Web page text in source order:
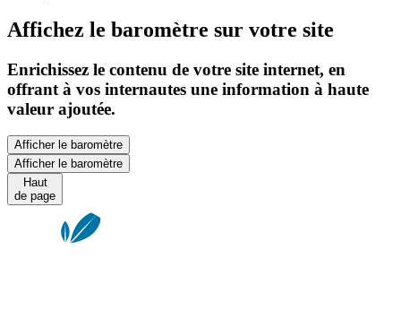
Affichez le baromètre sur votre site
Enrichissez le contenu de votre site internet, en
offrant à vos internautes une information à haute
valeur ajoutée.
Afficher le baromètre
Afficher le baromètre
Haut
de page